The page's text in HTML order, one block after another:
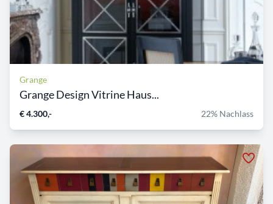
Grange
Grange Design Vitrine Haus...
€ 4.300,- 22% Nachlass